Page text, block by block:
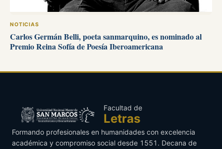
NOTICIAS
Carlos Germán Belli, poeta sanmarquino, es nominado al
Premio Reina Sofía de Poesía Iberoamericana
Facultad de
Letras
Formando profesionales en humanidades con excelencia
académica y compromiso social desde 1551. Decana de